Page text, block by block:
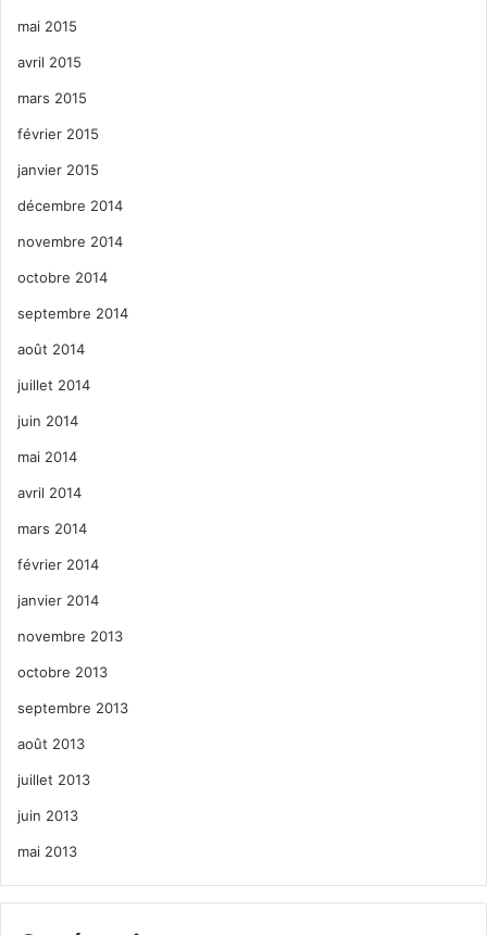
mai 2015
avril 2015
mars 2015
février 2015
janvier 2015
décembre 2014
novembre 2014
octobre 2014
septembre 2014
août 2014
juillet 2014
juin 2014
mai 2014
avril 2014
mars 2014
février 2014
janvier 2014
novembre 2013
octobre 2013
septembre 2013
août 2013
juillet 2013
juin 2013
mai 2013